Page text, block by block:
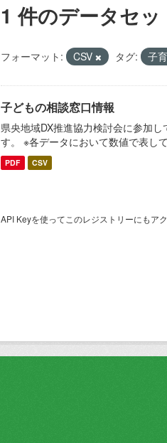
1 件のデータセ
フォーマット: CSV タグ: 子
子どもの相談窓口情報
県央地域DX推進協力検討会に参加
す。 ※各データにおいて数値で表し
PDF CSV
API Keyを使ってこのレジストリーにもア